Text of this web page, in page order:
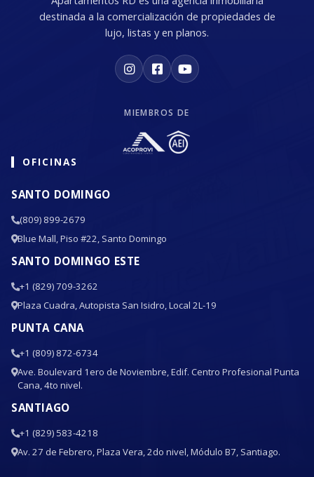
destinada a la comercialización de propiedades de
lujo, listas y en planos.
MIEMBROS DE
OFICINAS
SANTO DOMINGO
(809) 899-2679
Blue Mall, Piso #22, Santo Domingo
SANTO DOMINGO ESTE
+1 (829) 709-3262
Plaza Cuadra, Autopista San Isidro, Local 2L-19
PUNTA CANA
+1 (809) 872-6734
Ave. Boulevard 1ero de Noviembre, Edif. Centro Profesional Punta
Cana, 4to nivel.
SANTIAGO
+1 (829) 583-4218
Av. 27 de Febrero, Plaza Vera, 2do nivel, Módulo B7, Santiago.